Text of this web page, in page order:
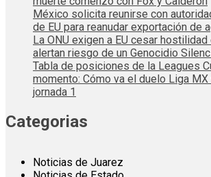
México solicita reunirse con
de EU para reanudar exportación de
La ONU exigen a EU cesar hostilidad
alertan riesgo de un Genocidio
Tabla de posiciones de la Leagues
momento: Cómo va el duelo Liga
jornada 1
Categorias
Noticias de Juarez